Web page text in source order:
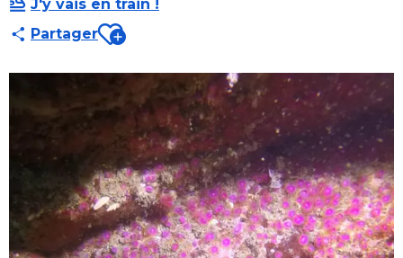
J'y vais en train !
PartagerAjouter aux favoris